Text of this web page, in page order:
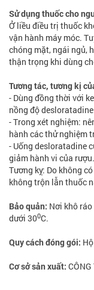
Sử dụng thuốc cho
Ở liều điều trị thuốc
vận hành máy móc.
chóng mặt, ngái ngủ,
thận trọng khi dùng
Tương tác, tương kị
- Dùng đồng thời với
nồng độ
- Trong xét nghiệm:
hành các thử nghiệm
- Uống desloratadine
giảm hành vi của rượu.
Tương kỵ: Do không
không trộn lẫn thuốc
Bảo quản: Nơi khô
dưới 300C.
Quy cách đóng gói:
Cơ sở sản xuất: CÔNG